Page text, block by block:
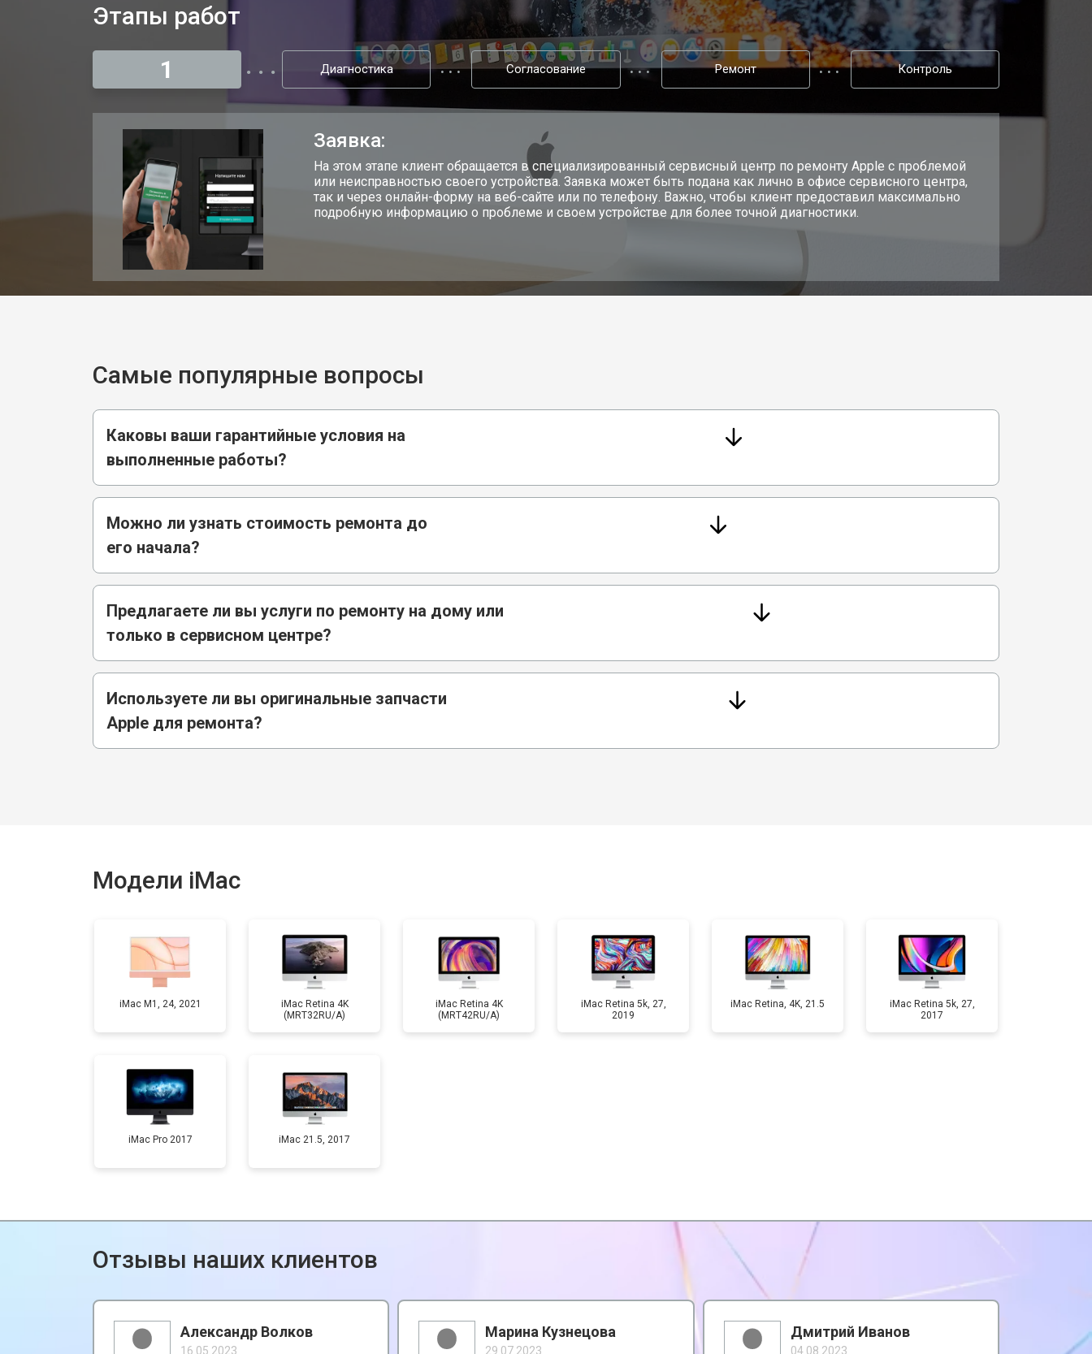
Этапы работ
1
Диагностика Согласование Ремонт Контроль
Заявка:
На этом этапе клиент обращается в специализированный сервисный центр по ремонту Apple с проблемой
или неисправностью своего устройства. Заявка может быть подана как лично в офисе сервисного центра,
так и через онлайн-форму на веб-сайте или по телефону. Важно, чтобы клиент предоставил максимально
подробную информацию о проблеме и своем устройстве для более точной диагностики.
Самые популярные вопросы
Каковы ваши гарантийные условия на
выполненные работы?
Можно ли узнать стоимость ремонта до
его начала?
Предлагаете ли вы услуги по ремонту на дому или
только в сервисном центре?
Используете ли вы оригинальные запчасти
Apple для ремонта?
Модели iMac
iMac M1, 24, 2021
iMac Retina 4K
(MRT32RU/A)
iMac Retina 4K
(MRT42RU/A)
iMac Retina 5k, 27,
2019
iMac Retina, 4K, 21.5
iMac Retina 5k, 27,
2017
iMac Pro 2017 iMac 21.5, 2017
Отзывы наших клиентов
Александр Волков
16.05.2023
Марина Кузнецова
29.07.2023
Дмитрий Иванов
04.08.2023